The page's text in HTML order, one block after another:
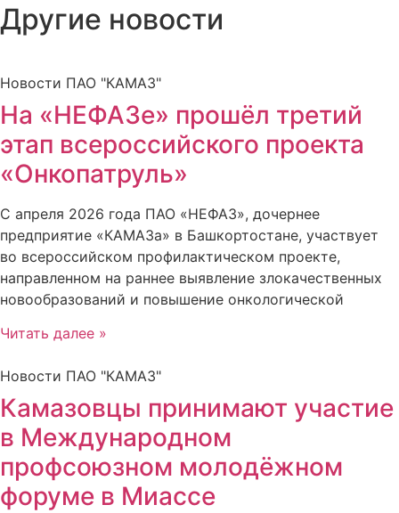
Другие новости
Новости ПАО "КАМАЗ"
На «НЕФАЗе» прошёл третий
этап всероссийского проекта
«Онкопатруль»
С апреля 2026 года ПАО «НЕФАЗ», дочернее
предприятие «КАМАЗа» в Башкортостане, участвует
во всероссийском профилактическом проекте,
направленном на раннее выявление злокачественных
новообразований и повышение онкологической
Читать далее »
Новости ПАО "КАМАЗ"
Камазовцы принимают участие
в Международном
профсоюзном молодёжном
форуме в Миассе